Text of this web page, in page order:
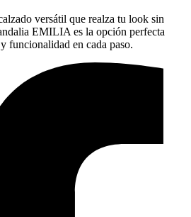
versátil que realza tu look sin
EMILIA es la opción perfecta
funcionalidad en cada paso.